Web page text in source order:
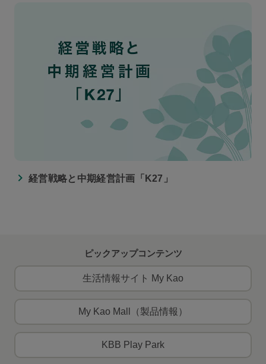
経営戦略と中期経営計画「K27」
ピックアップコンテンツ
生活情報サイト My Kao
My Kao Mall（製品情報）
KBB Play Park